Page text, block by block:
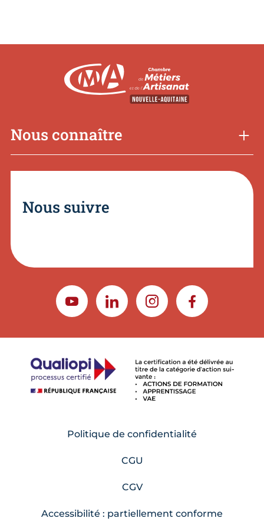
Nous connaître
Nous suivre
YOUTUBELINKEDININSTAGRAMFACEBOOK
Politique de confidentialité
CGU
CGV
Accessibilité : partiellement conforme